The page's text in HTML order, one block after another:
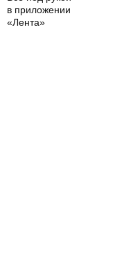
в приложении
«Лента»